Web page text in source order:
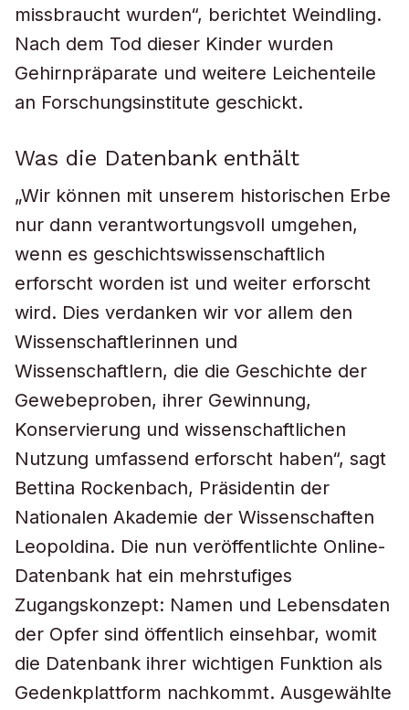
missbraucht wurden“, berichtet Weindling.
Nach dem Tod dieser Kinder wurden
Gehirnpräparate und weitere Leichenteile
an Forschungsinstitute geschickt.
Was die Datenbank enthält
„Wir können mit unserem historischen Erbe
nur dann verantwortungsvoll umgehen,
wenn es geschichtswissenschaftlich
erforscht worden ist und weiter erforscht
wird. Dies verdanken wir vor allem den
Wissenschaftlerinnen und
Wissenschaftlern, die die Geschichte der
Gewebeproben, ihrer Gewinnung,
Konservierung und wissenschaftlichen
Nutzung umfassend erforscht haben“, sagt
Bettina Rockenbach, Präsidentin der
Nationalen Akademie der Wissenschaften
Leopoldina. Die nun veröffentlichte Online-
Datenbank hat ein mehrstufiges
Zugangskonzept: Namen und Lebensdaten
der Opfer sind öffentlich einsehbar, womit
die Datenbank ihrer wichtigen Funktion als
Gedenkplattform nachkommt. Ausgewählte